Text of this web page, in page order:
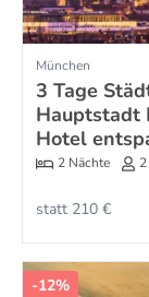
München
3 Tage
Hauptstadt
Hotel
2 Nächte
statt 210 €
-12%